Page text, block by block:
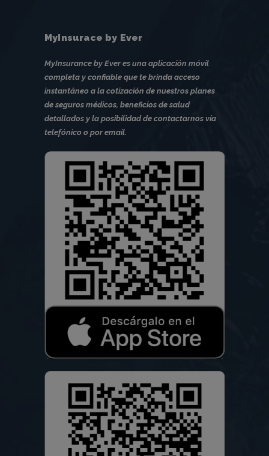
MyInsurace by Ever
MyInsurance by Ever es una aplicación móvil
completa y confiable que te brinda acceso
instantáneo a la cotización de nuestros planes
de seguros médicos, beneficios de salud
detallados y la posibilidad de contactarnos vía
telefónico o por email.